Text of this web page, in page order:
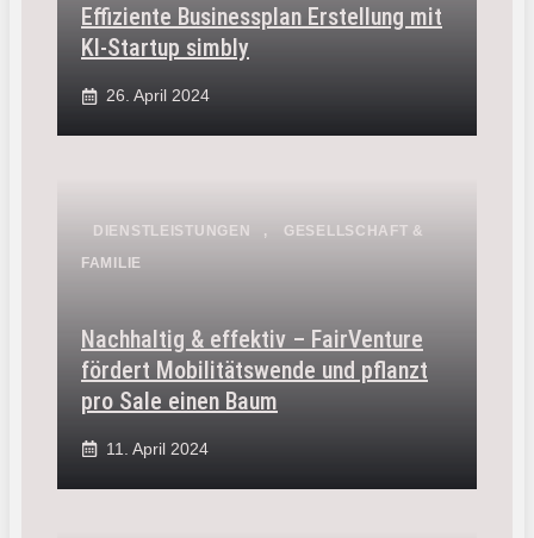
Effiziente Businessplan Erstellung mit
KI-Startup simbly
26. April 2024
DIENSTLEISTUNGEN ,
GESELLSCHAFT &
FAMILIE
Nachhaltig & effektiv – FairVenture
fördert Mobilitätswende und pflanzt
pro Sale einen Baum
11. April 2024